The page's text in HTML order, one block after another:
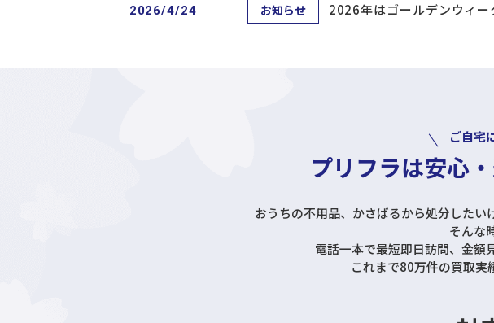
2026/4/24 お知らせ 2026年はゴールデンウィ
ご自宅
プリフラは安心
おうちの不用品、かさばるから処分した
そんな
電話一本で最短即日訪問、 金額
これまで80万件の買取実